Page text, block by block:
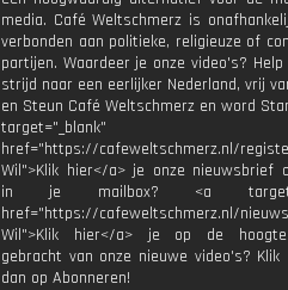
media. Café Weltschmerz is
verbonden aan politieke, religieuze of
partijen. Waardeer je onze video's?
strijd naar een eerlijker Nederland, vrij
en Steun Café Weltschmerz en word
target="_blank"
href="https://cafeweltschmerz.nl/
Wil">Klik hier</a> je onze nieuwsbrief
in je mailbox? <a
href="https://cafeweltschmerz.nl/
Wil">Klik hier</a> je op de
gebracht van onze nieuwe video's? Klik
dan op Abonneren!